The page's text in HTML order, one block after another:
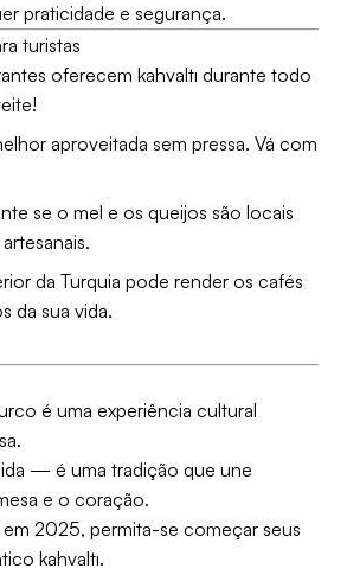
praticidade e segurança.
turistas
oferecem kahvaltı durante todo
aproveitada sem pressa. Vá com
se o mel e os queijos são locais
da Turquia pode render os cafés
da sua vida.
é uma experiência cultural
— é uma tradição que une
e o coração.
em 2025, permita-se começar seus
kahvaltı.